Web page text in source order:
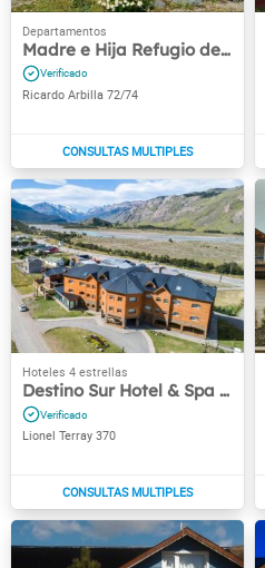
Madre e Hija Refugio de Montaña
Ricardo Arbilla 72/74
Destino Sur Hotel & Spa de Montaña
Lionel Terray 370